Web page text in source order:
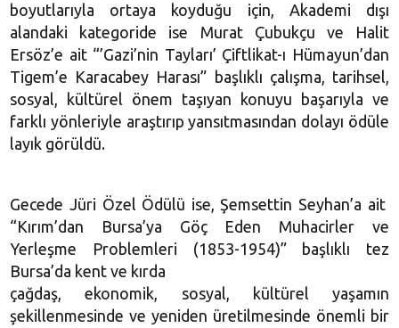
boyutlarıyla ortaya koyduğu için, Akademi dışı
alandaki kategoride ise Murat Çubukçu ve Halit
Ersöz’e ait “’Gazi’nin Tayları’ Çiftlikat-ı Hümayun’dan
Tigem’e Karacabey Harası” başlıklı çalışma, tarihsel,
sosyal, kültürel önem taşıyan konuyu başarıyla ve
farklı yönleriyle araştırıp yansıtmasından dolayı ödüle
layık görüldü.
Gecede Jüri Özel Ödülü ise, Şemsettin Seyhan’a ait
“Kırım’dan Bursa’ya Göç Eden Muhacirler ve
Yerleşme Problemleri (1853-1954)” başlıklı tez
Bursa’da kent ve kırda
çağdaş, ekonomik, sosyal, kültürel yaşamın
şekillenmesinde ve yeniden üretilmesinde önemli bir